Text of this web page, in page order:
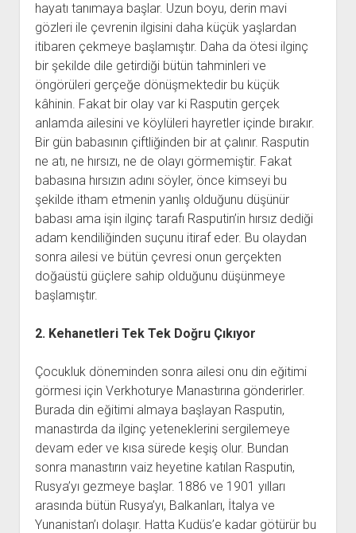
hayatı tanımaya başlar. Uzun boyu, derin mavi
gözleri ile çevrenin ilgisini daha küçük yaşlardan
itibaren çekmeye başlamıştır. Daha da ötesi ilginç
bir şekilde dile getirdiği bütün tahminleri ve
öngörüleri gerçeğe dönüşmektedir bu küçük
kâhinin. Fakat bir olay var ki Rasputin gerçek
anlamda ailesini ve köylüleri hayretler içinde bırakır.
Bir gün babasının çiftliğinden bir at çalınır. Rasputin
ne atı, ne hırsızı, ne de olayı görmemiştir. Fakat
babasına hırsızın adını söyler, önce kimseyi bu
şekilde itham etmenin yanlış olduğunu düşünür
babası ama işin ilginç tarafı Rasputin’in hırsız dediği
adam kendiliğinden suçunu itiraf eder. Bu olaydan
sonra ailesi ve bütün çevresi onun gerçekten
doğaüstü güçlere sahip olduğunu düşünmeye
başlamıştır.
2. Kehanetleri Tek Tek Doğru Çıkıyor
Çocukluk döneminden sonra ailesi onu din eğitimi
görmesi için Verkhoturye Manastırına gönderirler.
Burada din eğitimi almaya başlayan Rasputin,
manastırda da ilginç yeteneklerini sergilemeye
devam eder ve kısa sürede keşiş olur. Bundan
sonra manastırın vaiz heyetine katılan Rasputin,
Rusya’yı gezmeye başlar. 1886 ve 1901 yılları
arasında bütün Rusya’yı, Balkanları, İtalya ve
Yunanistan’ı dolaşır. Hatta Kudüs’e kadar götürür bu